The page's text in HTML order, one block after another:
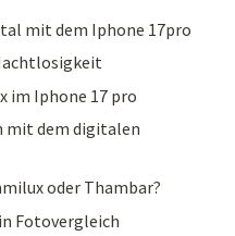
mit dem Iphone 17pro
im Iphone 17 pro
mit dem digitalen
oder Thambar?
Fotovergleich